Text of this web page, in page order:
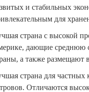
и стабильных
для
страна с высокой
дающие среднюю
а также размещают
страна для частных
Отличаются